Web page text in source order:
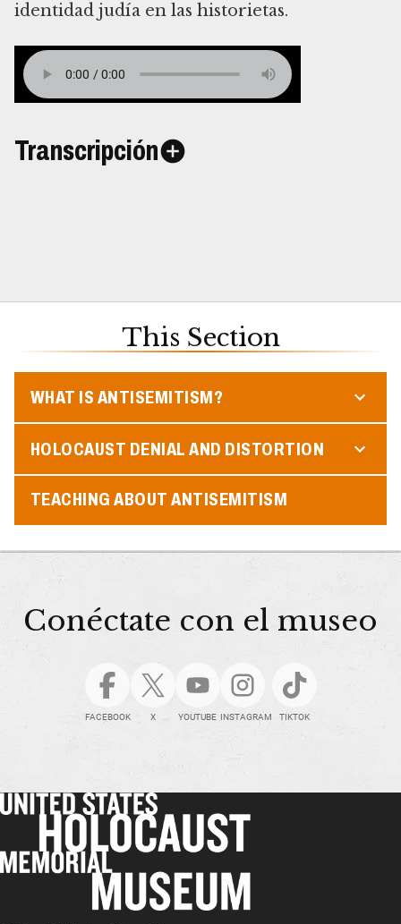
identidad judía en las historietas.
Transcripción
This Section
WHAT IS ANTISEMITISM?
HOLOCAUST DENIAL AND DISTORTION
TEACHING ABOUT ANTISEMITISM
Conéctate con el museo
FACEBOOK X YOUTUBE INSTAGRAM TIKTOK